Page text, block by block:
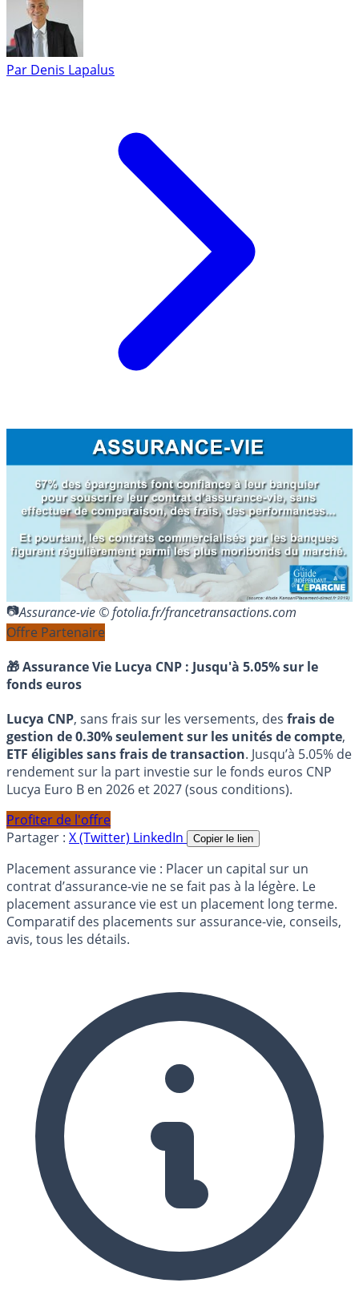
Par Denis Lapalus
Assurance-vie © fotolia.fr/francetransactions.com
Offre Partenaire
🎁 Assurance Vie Lucya CNP : Jusqu'à 5.05% sur le
fonds euros
Lucya CNP, sans frais sur les versements, des frais de
gestion de 0.30% seulement sur les unités de compte,
ETF éligibles sans frais de transaction. Jusqu’à 5.05% de
rendement sur la part investie sur le fonds euros CNP
Lucya Euro B en 2026 et 2027 (sous conditions).
Profiter de l'offre
Partager : X (Twitter) LinkedIn Copier le lien
Placement assurance vie : Placer un capital sur un
contrat d’assurance-vie ne se fait pas à la légère. Le
placement assurance vie est un placement long terme.
Comparatif des placements sur assurance-vie, conseils,
avis, tous les détails.